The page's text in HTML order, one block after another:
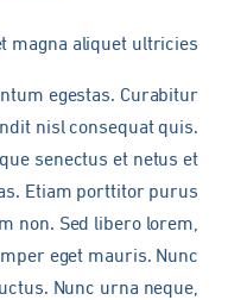
magna aliquet ultricies.
egestas. Curabitur
nisl consequat quis.
senectus et netus et
Etiam porttitor purus
non. Sed libero lorem,
eget mauris. Nunc
Nunc urna neque,